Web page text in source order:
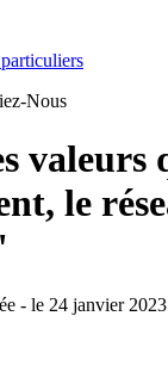
Nous
valeurs
le
- le 24 janvier 2023